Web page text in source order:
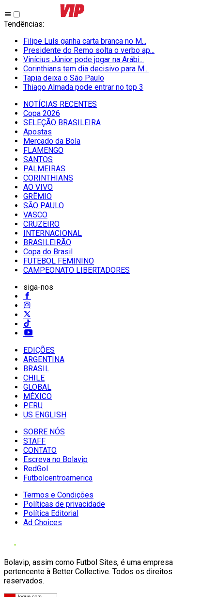
Tendências:
Filipe Luís ganha carta branca no M...
Presidente do Remo solta o verbo ap...
Vinícius Júnior pode jogar na Arábi...
Corinthians tem dia decisivo para M...
Tapia deixa o São Paulo
Thiago Almada pode entrar no top 3
NOTÍCIAS RECENTES
Copa 2026
SELEÇÃO BRASILEIRA
Apostas
Mercado da Bola
FLAMENGO
SANTOS
PALMEIRAS
CORINTHIANS
AO VIVO
GRÊMIO
SĀO PAULO
VASCO
CRUZEIRO
INTERNACIONAL
BRASILEIRÃO
Copa do Brasil
FUTEBOL FEMININO
CAMPEONATO LIBERTADORES
siga-nos
EDIÇÕES
ARGENTINA
BRASIL
CHILE
GLOBAL
MÉXICO
PERU
US ENGLISH
SOBRE NÓS
STAFF
CONTATO
Escreva no Bolavip
RedGol
Futbolcentroamerica
Termos e Condições
Políticas de privacidade
Política Editorial
Ad Choices
Bolavip, assim como Futbol Sites, é uma empresa
pertencente à Better Collective. Todos os direitos
reservados.